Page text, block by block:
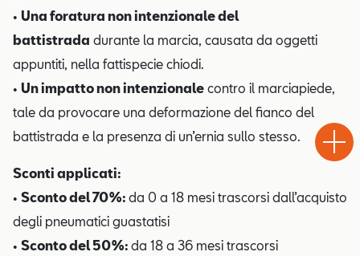
• Una foratura non intenzionale del
battistrada durante la marcia, causata da oggetti
appuntiti, nella fattispecie chiodi.
• Un impatto non intenzionale contro il marciapiede,
tale da provocare una deformazione del fianco del
battistrada e la presenza di un’ernia sullo stesso.
Sconti applicati:
• Sconto del 70%: da 0 a 18 mesi trascorsi dall’acquisto
degli pneumatici guastatisi
• Sconto del 50%: da 18 a 36 mesi trascorsi
Test
Drive
Chiama